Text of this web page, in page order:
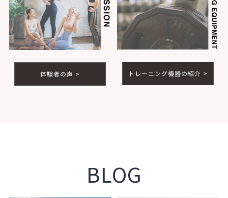
体験者の声 > トレーニング機器の紹介 >
BLOG